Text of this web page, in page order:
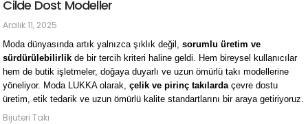
Cilde Dost Modeller
Aralık 11, 2025
Moda dünyasında artık yalnızca şıklık değil, sorumlu üretim ve
sürdürülebilirlik de bir tercih kriteri haline geldi. Hem bireysel kullanıcılar
hem de butik işletmeler, doğaya duyarlı ve uzun ömürlü takı modellerine
yöneliyor. Moda LUKKA olarak, çelik ve pirinç takılarda çevre dostu
üretim, etik tedarik ve uzun ömürlü kalite standartlarını bir araya getiriyoruz.
Bijuteri Takı